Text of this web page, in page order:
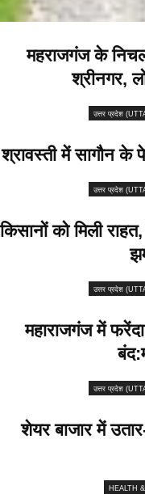
महराजगंज के
श्रीनगर,
उत्तर प्रदेश
श्रावस्ती में सागौन के
उत्तर प्रदेश
किसानों को मिली
उत्तर प्रदेश
महाराजगंज में
उत्तर प्रदेश
शेयर बाजार में
HEALTH